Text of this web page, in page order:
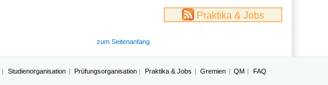
zum Seitenanfang
Praktika & Jobs
Studienorganisation Prüfungsorganisation Praktika & Jobs Gremien QM FAQ